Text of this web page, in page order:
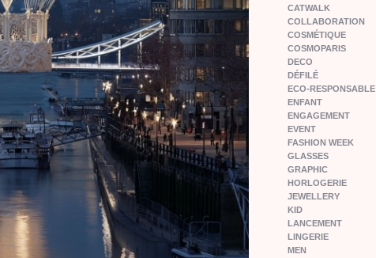
CATWALK
COLLABORATION
COSMÉTIQUE
COSMOPARIS
DECO
DÉFILÉ
ECO-RESPONSABLE
ENFANT
ENGAGEMENT
EVENT
FASHION WEEK
GLASSES
GRAPHIC
HORLOGERIE
JEWELLERY
KID
LANCEMENT
LINGERIE
MEN